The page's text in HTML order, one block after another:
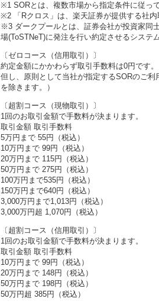
※1 SORとは、複数市場から指定条件に従っ
※2 「Rクロス」は、楽天証券が提供する社
※3 ダークプールとは、証券会社が投資家同
場(ToSTNeT)に発注を行い約定させるシステ
〔ゼロコース（信用取引）〕
約定金額にかかわらず取引手数料は0円です。
但し、原則として当社が指定するSORのご
を除きます。）
〔超割コース（現物取引）〕
1回のお取引金額で手数料が決まります。
取引金額 取引手数料
5万円まで 55円（税込）
10万円まで 99円（税込）
20万円まで 115円（税込）
50万円まで 275円（税込）
100万円まで535円（税込）
150万円まで640円（税込）
3,000万円まで1,013円（税込）
3,000万円超 1,070円（税込）
〔超割コース（信用取引）〕
1回のお取引金額で手数料が決まります。
取引金額 取引手数料
10万円まで 99円（税込）
20万円まで 148円（税込）
50万円まで 198円（税込）
50万円超 385円（税込）